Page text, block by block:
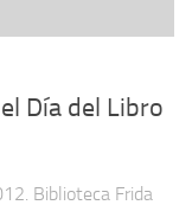
Día del Libro
Biblioteca Frida